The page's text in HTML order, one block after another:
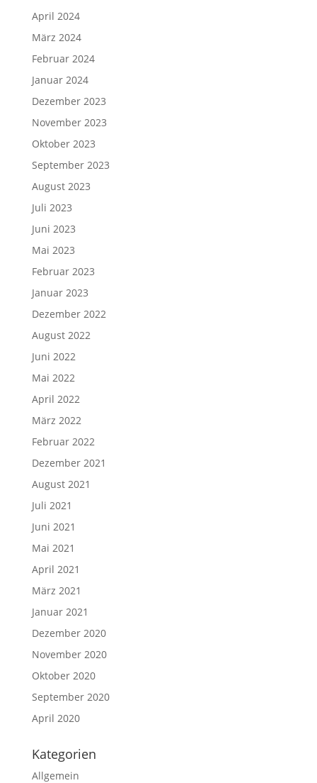
April 2024
März 2024
Februar 2024
Januar 2024
Dezember 2023
November 2023
Oktober 2023
September 2023
August 2023
Juli 2023
Juni 2023
Mai 2023
Februar 2023
Januar 2023
Dezember 2022
August 2022
Juni 2022
Mai 2022
April 2022
März 2022
Februar 2022
Dezember 2021
August 2021
Juli 2021
Juni 2021
Mai 2021
April 2021
März 2021
Januar 2021
Dezember 2020
November 2020
Oktober 2020
September 2020
April 2020
Kategorien
Allgemein